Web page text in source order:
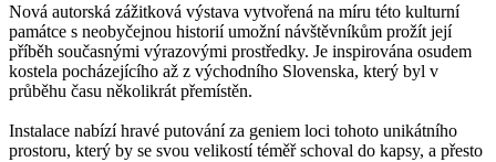
Nová autorská zážitková výstava vytvořená na míru této kulturní
památce s neobyčejnou historií umožní návštěvníkům prožít její
příběh současnými výrazovými prostředky. Je inspirována osudem
kostela pocházejícího až z východního Slovenska, který byl v
průběhu času několikrát přemístěn.
Instalace nabízí hravé putování za geniem loci tohoto unikátního
prostoru, který by se svou velikostí téměř schoval do kapsy, a přesto